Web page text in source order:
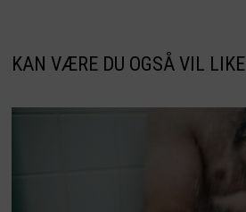
KAN VÆRE DU OGSÅ VIL LIKE